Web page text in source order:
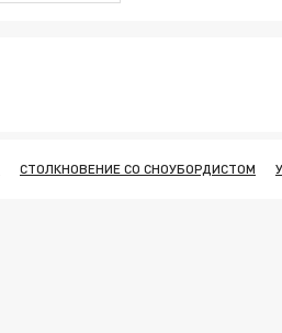
СТОЛКНОВЕНИЕ СО СНОУБОРДИСТОМ